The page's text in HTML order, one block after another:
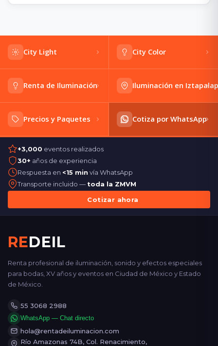
City Light City Color
Renta de Iluminación Iluminación en
Precios y Paquetes Cotiza por WhatsApp
+3,000 eventos realizados
30+ años de experiencia
Respuesta en <15 min vía WhatsApp
Transporte incluido — toda la ZMVM
Cotizar ahora
REDEIL
Renta profesional de iluminación, sonido y efectos especiales
para bodas, XV años y eventos en Ciudad de México y Estado
de México.
55 3068 2988
WhatsApp — Chat directo
hola@rentadeiluminacion.com
Río Amazonas 74B, Col. Renacimiento,